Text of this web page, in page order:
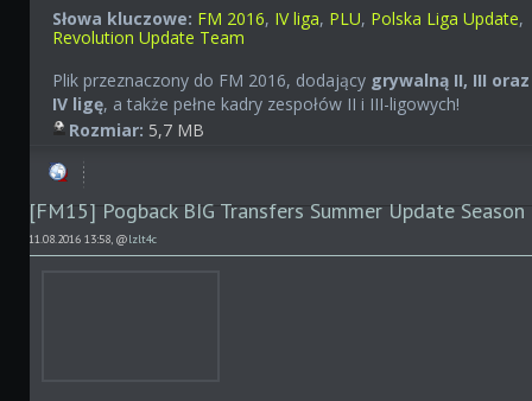
Słowa kluczowe: FM 2016, IV liga, PLU, Polska Liga Update,
Revolution Update Team
Plik przeznaczony do FM 2016, dodający grywalną II, III oraz
IV ligę, a także pełne kadry zespołów II i III-ligowych!
Rozmiar: 5,7 MB
[FM15] Pogback BIG Transfers Summer Update
11.08.2016 13:58, @lzlt4c